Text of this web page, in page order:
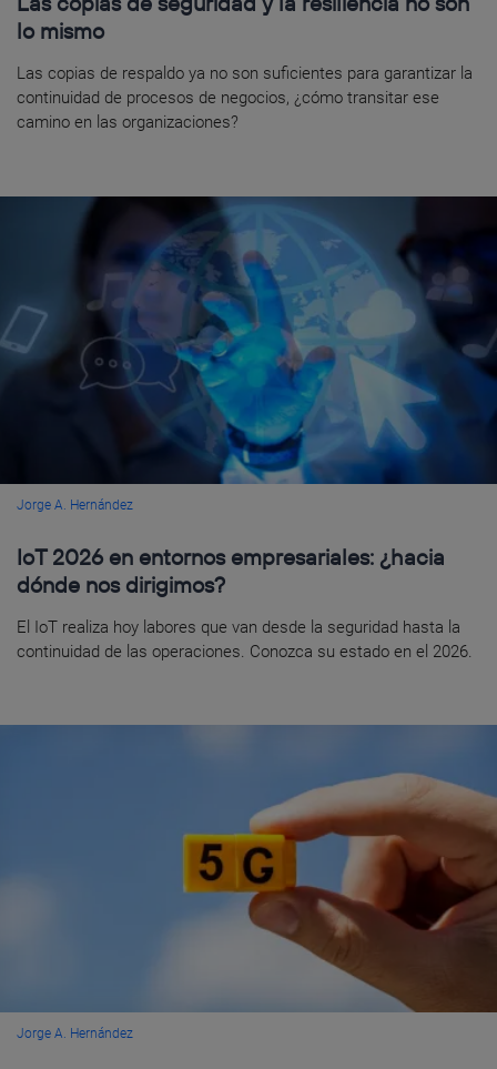
lo mismo
Las copias de respaldo ya no son suficientes para garantizar la
continuidad de procesos de negocios, ¿cómo transitar ese
camino en las organizaciones?
Jorge A. Hernández
IoT 2026 en entornos empresariales: ¿hacia
dónde nos dirigimos?
El IoT realiza hoy labores que van desde la seguridad hasta la
continuidad de las operaciones. Conozca su estado en el 2026.
Jorge A. Hernández